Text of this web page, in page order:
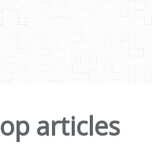
articles